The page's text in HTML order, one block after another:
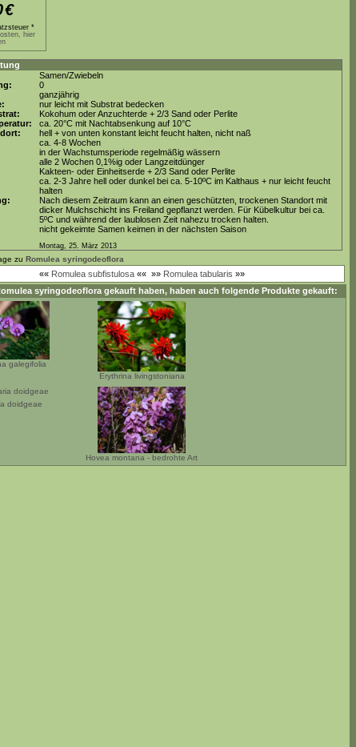
€
*
hier
Samen/Zwiebeln
0
ganzjährig
nur leicht mit Substrat bedecken
Kokohum oder Anzuchterde + 2/3 Sand oder Perlite
ca. 20°C mit Nachtabsenkung auf 10°C
hell + von unten konstant leicht feucht halten, nicht naß
ca. 4-8 Wochen
in der Wachstumsperiode regelmäßig wässern
alle 2 Wochen 0,1%ig oder Langzeitdünger
Kakteen- oder Einheitserde + 2/3 Sand oder Perlite
ca. 2-3 Jahre hell oder dunkel bei ca. 5-10ºC im Kalthaus + nur leicht feucht
halten
Nach diesem Zeitraum kann an einen geschützten, trockenen Standort mit
dicker Mulchschicht ins Freiland gepflanzt werden. Für Kübelkultur bei ca.
5ºC und während der laublosen Zeit nahezu trocken halten.
nicht gekeimte Samen keimen in der nächsten Saison
Montag, 25. März 2013
zu Romulea syringodeoflora
«« Romulea subfistulosa«« »» Romulea tabularis »»
syringodeoflora gekauft haben, haben auch folgende Produkte gekauft:
galegifolia
Erythrina livingstoniana
doidgeae
Hovea montana - bedrohte Art